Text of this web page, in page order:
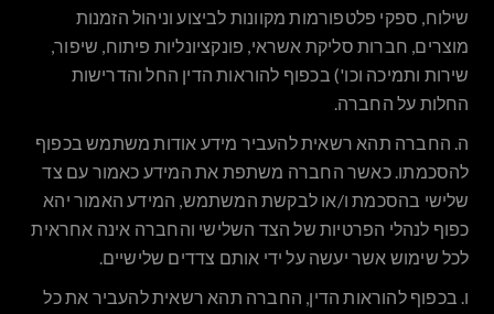
שילוח, ספקי פלטפורמות מקוונות לביצוע וניהול הזמנות
מוצרים, חברות סליקת אשראי, פונקציונליות פיתוח, שיפור,
שירות ותמיכה וכו') בכפוף להוראות הדין החל והדרישות
החלות על החברה.
ה. החברה תהא רשאית להעביר מידע אודות משתמש בכפוף
להסכמתו. כאשר החברה משתפת את המידע כאמור עם צד
שלישי בהסכמת ו/או לבקשת המשתמש, המידע האמור יהא
כפוף לנהלי הפרטיות של הצד השלישי והחברה אינה אחראית
לכל שימוש אשר יעשה על ידי אותם צדדים שלישיים.
ו. בכפוף להוראות הדין, החברה תהא רשאית להעביר את כל